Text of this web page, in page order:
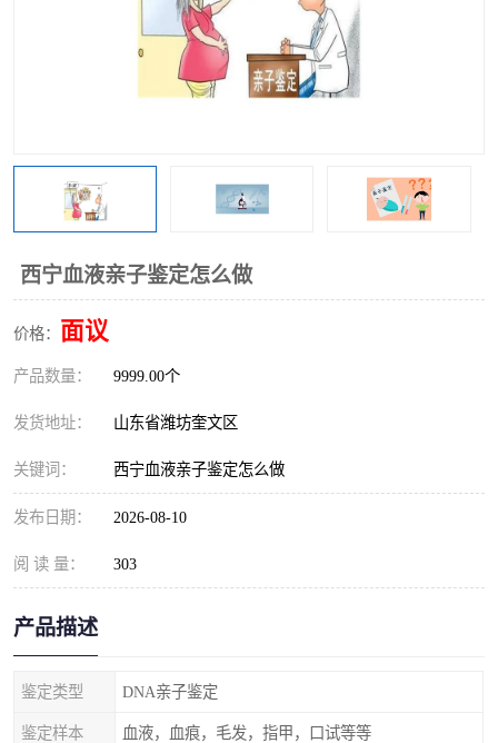
西宁血液亲子鉴定怎么做
价格： 面议
产品数量： 9999.00个
发货地址： 山东省潍坊奎文区
关键词： 西宁血液亲子鉴定怎么做
发布日期： 2026-08-10
阅 读 量： 303
产品描述
鉴定类型 DNA亲子鉴定
鉴定样本 血液，血痕，毛发，指甲，口试等等